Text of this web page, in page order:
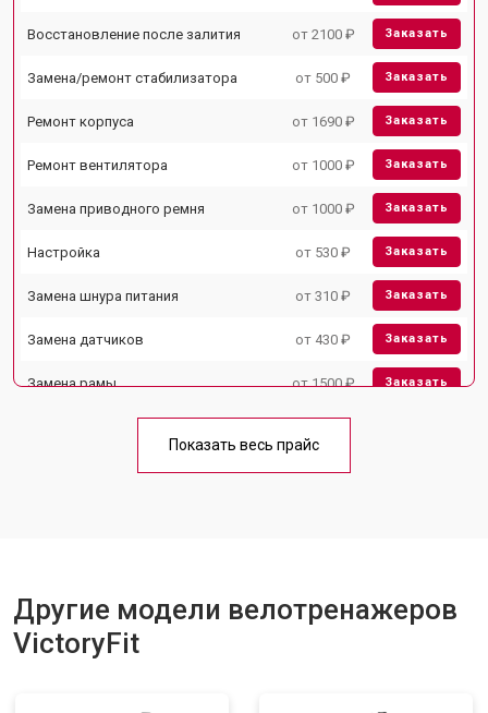
Восстановление после залития от 2100 ₽ Заказать
Замена/ремонт стабилизатора от 500 ₽ Заказать
Ремонт корпуса от 1690 ₽ Заказать
Ремонт вентилятора от 1000 ₽ Заказать
Замена приводного ремня от 1000 ₽ Заказать
Настройка от 530 ₽ Заказать
Замена шнура питания от 310 ₽ Заказать
Замена датчиков от 430 ₽ Заказать
Замена рамы от 1500 ₽ Заказать
Замена дисплея (экрана) от 1000 ₽
Показать весь прайс
Другие модели велотренажеров
VictoryFit